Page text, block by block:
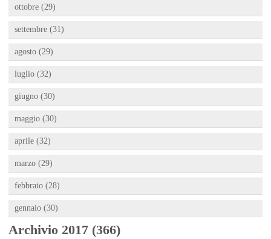
ottobre (29)
settembre (31)
agosto (29)
luglio (32)
giugno (30)
maggio (30)
aprile (32)
marzo (29)
febbraio (28)
gennaio (30)
Archivio 2017 (366)